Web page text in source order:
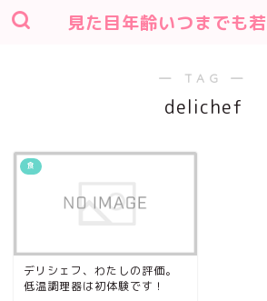
見た目年齢いつまでも
― TAG ―
delichef
食
デリシェフ、わたしの評価。
低温調理器は初体験です！